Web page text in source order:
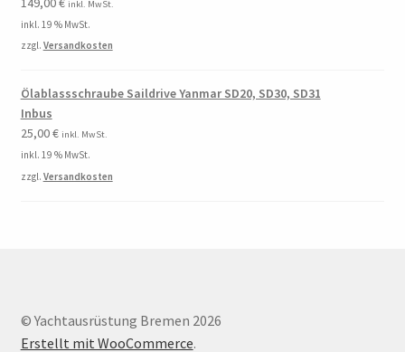
inkl. MwSt.
inkl. 19 % MwSt.
zzgl. Versandkosten
Ölablassschraube Saildrive Yanmar SD20, SD30, SD31
Inbus
25,00€ inkl. MwSt.
inkl. 19 % MwSt.
zzgl. Versandkosten
© Yachtausrüstung Bremen 2026
Erstellt mit WooCommerce.